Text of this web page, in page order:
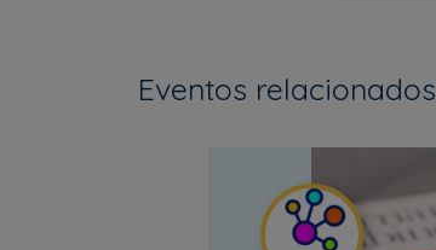
Eventos relacionados